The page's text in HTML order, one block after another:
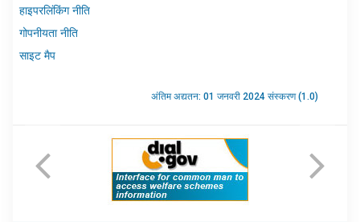
हाइपरलिंकिंग नीति
गोपनीयता नीति
साइट मैप
अंतिम अद्यतन: 01 जनवरी 2024 संस्करण (1.0)